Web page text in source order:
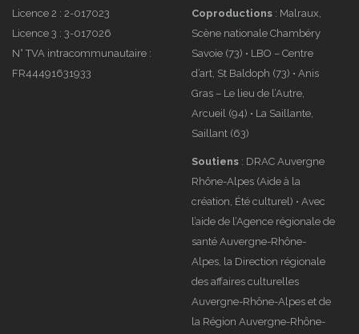
2022 : « Je
t’aime
Newsletter
de
septembre
2022
Licence 2 : 2-017023
Licence 3 : 3-017026
N° TVA intracommunautaire :
FR44491631933
Coproductions : Malraux,
Scène nationale Chambéry
Savoie (73) • LBO – Centre
d’art, St Baldoph (73) • Anis
Gras – Le lieu de l’Autre,
Arcueil (94) • La Saillante,
Saillant (63)
Soutiens : DRAC Auvergne
Rhône-Alpes (Aide à la
création, Été culturel) • Avec
l’aide de l’Agence régionale de
santé Auvergne-Rhône-
Alpes, la Direction régionale
des affaires culturelles
Auvergne-Rhône-Alpes et de
la Région Auvergne-Rhône-